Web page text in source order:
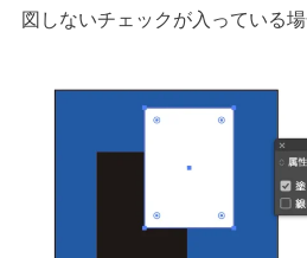
図しないチェックが入っている